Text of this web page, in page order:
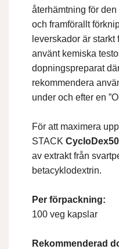
återhämtning för
och framförallt
leverskador är
använt kemiska
dopningspreparat
rekommendera
under och efter en
För att maximera
STACK
av extrakt från
betacyklodextrin.
Per förpackning:
100 veg kapslar
Rekommenderad